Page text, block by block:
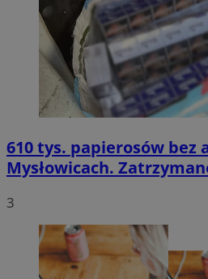
610 tys. papierosów bez
Mysłowicach.
3